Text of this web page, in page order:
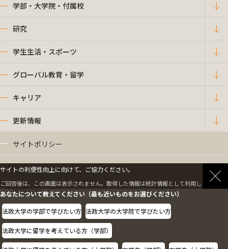
学部・大学院・付属校
研究
学生生活・スポーツ
グローバル教育・留学
キャリア
更新情報
サイトポリシー
プライバシーポリシー
情報公開
採用情報
教職員の方へ
サイトの利便性向上に向けて、ご協力ください。
ご回答後は、この画面は表示されません。取得した情報は統計情報として利用します。
あなたについて教えてください（最も近いものをお選びください）
法政大学の学部で学びたい方 法政大学の大学院で学びたい方
法政大学に留学を考えている方（学部）